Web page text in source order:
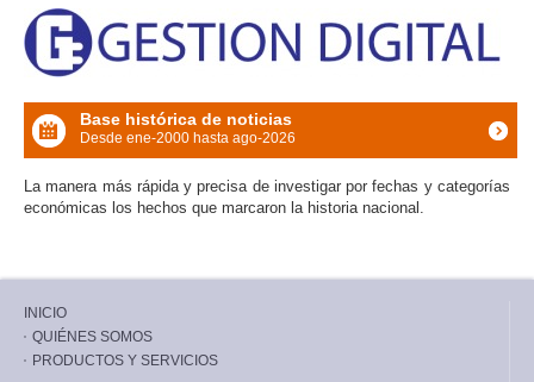
icon
Base histórica de noticias
Desde ene-2000 hasta ago-2026
La manera más rápida y precisa de investigar por fechas y categorías
económicas los hechos que marcaron la historia nacional.
INICIO
QUIÉNES SOMOS
PRODUCTOS Y SERVICIOS